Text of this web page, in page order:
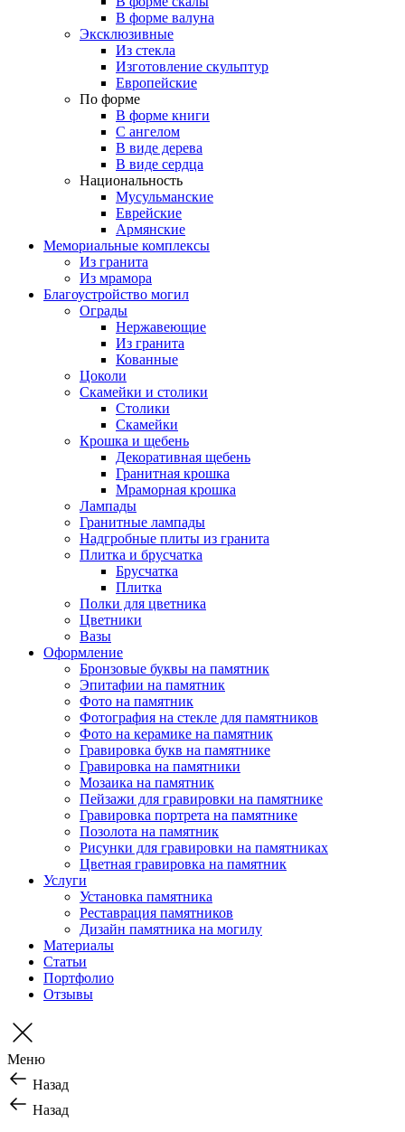
В форме валуна
Эксклюзивные
Из стекла
Изготовление скульптур
Европейские
По форме
В форме книги
С ангелом
В виде дерева
В виде сердца
Национальность
Мусульманские
Еврейские
Армянские
Мемориальные комплексы
Из гранита
Из мрамора
Благоустройство могил
Ограды
Нержавеющие
Из гранита
Кованные
Цоколи
Скамейки и столики
Столики
Скамейки
Крошка и щебень
Декоративная щебень
Гранитная крошка
Мраморная крошка
Лампады
Гранитные лампады
Надгробные плиты из гранита
Плитка и брусчатка
Брусчатка
Плитка
Полки для цветника
Цветники
Вазы
Оформление
Бронзовые буквы на памятник
Эпитафии на памятник
Фото на памятник
Фотография на стекле для памятников
Фото на керамике на памятник
Гравировка букв на памятнике
Гравировка на памятники
Мозаика на памятник
Пейзажи для гравировки на памятнике
Гравировка портрета на памятнике
Позолота на памятник
Рисунки для гравировки на памятниках
Цветная гравировка на памятник
Услуги
Установка памятника
Реставрация памятников
Дизайн памятника на могилу
Материалы
Статьи
Портфолио
Отзывы
Меню
Назад
Назад